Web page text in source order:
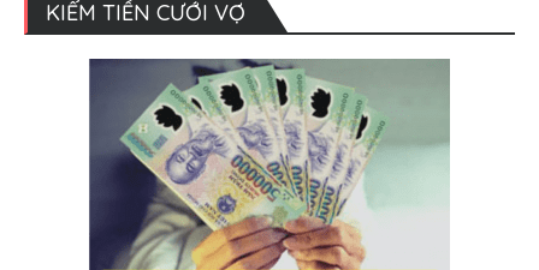
KIẾM TIỀN CƯỚI VỢ